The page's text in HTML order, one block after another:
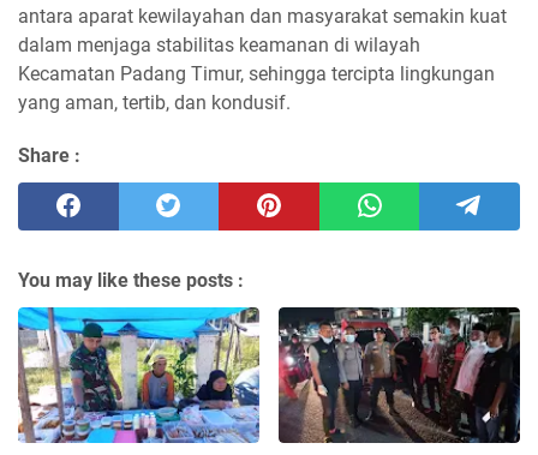
antara aparat kewilayahan dan masyarakat semakin kuat
dalam menjaga stabilitas keamanan di wilayah
Kecamatan Padang Timur, sehingga tercipta lingkungan
yang aman, tertib, dan kondusif.
Share :
You may like these posts :